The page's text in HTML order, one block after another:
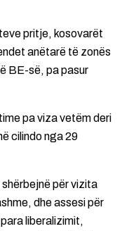
pritje, kosovarët
anëtarë të zonës
BE-së, pa pasur
pa viza vetëm deri
cilindo nga 29
për vizita
dhe assesi për
liberalizimit,